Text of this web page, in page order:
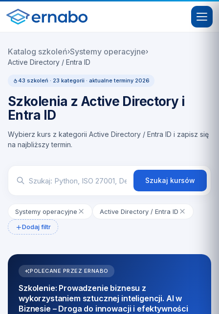
Katalog szkoleń›Systemy operacyjne›
Active Directory / Entra ID
43 szkoleń · 23 kategorii · aktualne terminy 2026
Szkolenia z Active Directory i
Entra ID
Wybierz kurs z kategorii Active Directory / Entra ID i zapisz się
na najbliższy termin.
Szukaj kursów
Systemy operacyjne
Active Directory / Entra ID
Dodaj filtr
POLECANE PRZEZ ERNABO
Szkolenie: Prowadzenie biznesu z
wykorzystaniem sztucznej inteligencji. AI w
Biznesie – Droga do innowacji i efektywności